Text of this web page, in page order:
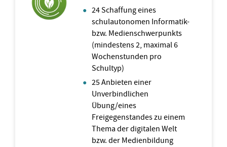
24 Schaffung eines
schulautonomen Informatik-
bzw. Medienschwerpunkts
(mindestens 2, maximal 6
Wochenstunden pro
Schultyp)
25 Anbieten einer
Unverbindlichen
Übung/eines
Freigegenstandes zu einem
Thema der digitalen Welt
bzw. der Medienbildung